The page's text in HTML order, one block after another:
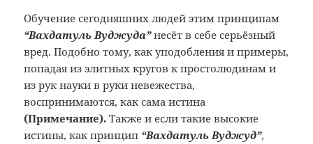
Обучение сегодняшних людей этим принципам
“Вахдатуль Вуджуда”несёт в себе серьёзный
вред. Подобно тому, как уподобления и примеры,
попадая из элитных кругов к простолюдинам и
из рук науки в руки невежества,
воспринимаются, как сама истина
(Примечание). Также и если такие высокие
истины, как принцип “Вахдатуль Вуджуд”,